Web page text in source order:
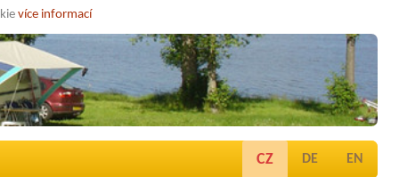
více informací
CZ DE EN